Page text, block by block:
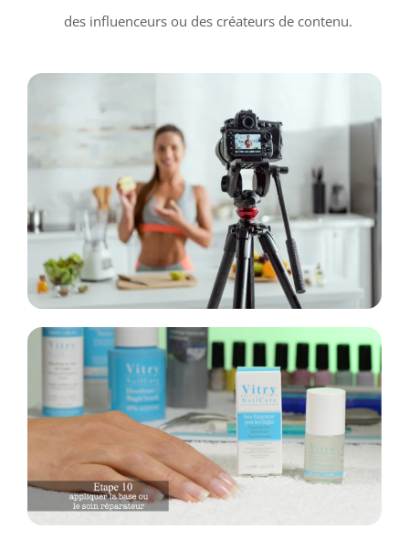
des influenceurs ou des créateurs de contenu.